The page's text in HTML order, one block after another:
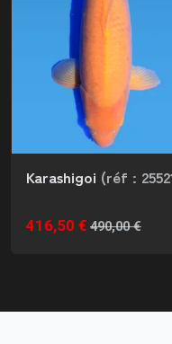
Karashigoi (réf :
416,50 € 490,00 €